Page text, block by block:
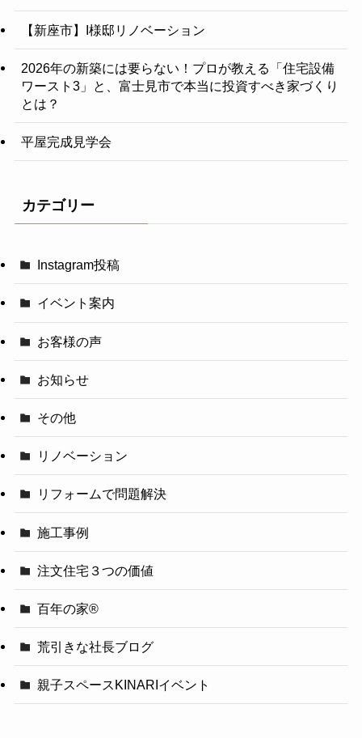
【新座市】I様邸リノベーション
2026年の新築には要らない！プロが教える「住宅設備
ワースト3」と、富士見市で本当に投資すべき家づくり
とは？
平屋完成見学会
カテゴリー
Instagram投稿
イベント案内
お客様の声
お知らせ
その他
リノベーション
リフォームで問題解決
施工事例
注文住宅３つの価値
百年の家®️
荒引きな社長ブログ
親子スペースKINARIイベント